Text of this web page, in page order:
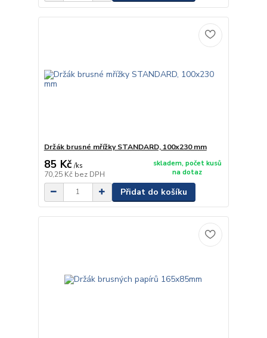
Držák brusné mřížky STANDARD, 100x230 mm
85 Kč /ks
70,25 Kč bez DPH
skladem, počet kusů
na dotaz
Přidat do košíku